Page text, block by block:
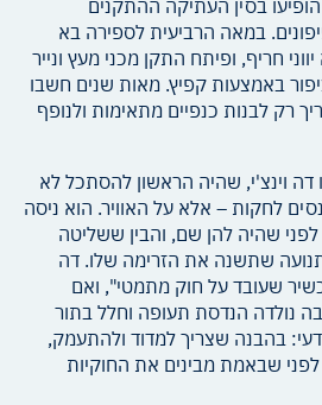
בסין העתיקה ההתקנים
במאה הרביעית לספירה בא
חריף, ופיתח התקן מכני מעץ ונייר
באמצעות קפיץ. מאות שנים חשבו
רק לבנות כנפיים מתאימות ולנופף
לאונרדו דה וינצ'י, שהיה הראשון להסתכל לא
לחקות – אלא על האוויר. הוא ניסה
לפני שהיה להן שם, והבין ששליטה
שתשנה את הזרימה שלו. דה
שעובד על חוק מתמטי", ואם
נולדה הנדסת תעופה וחלל בתור
בהבנה שצריך למדוד ולהתעמק,
שבאמת מבינים את החוקיות